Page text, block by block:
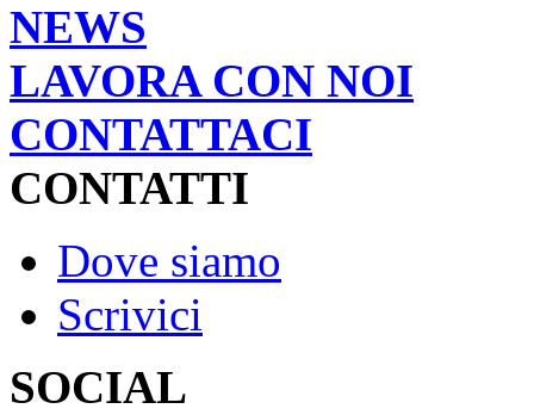
NEWS
LAVORA CON NOI
CONTATTACI
CONTATTI
Dove siamo
Scrivici
SOCIAL